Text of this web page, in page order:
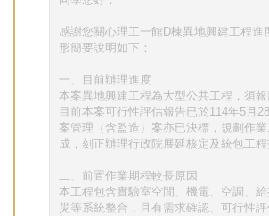
感謝您關心理工一館D棟異地興建工程進
形簡要說明如下：
一、目前辦理進度
本案異地興建工程為大型公共工程，須報
目前本案可行性評估報告已於114年5月
案管理（含監造）案亦已決標，規劃作
成，刻正辦理行政院展延核定及統包工程
二、前置作業期程較長原因
本工程包含實驗室空間、機電、空調、
災等系統整合，且有需求確認、可行性